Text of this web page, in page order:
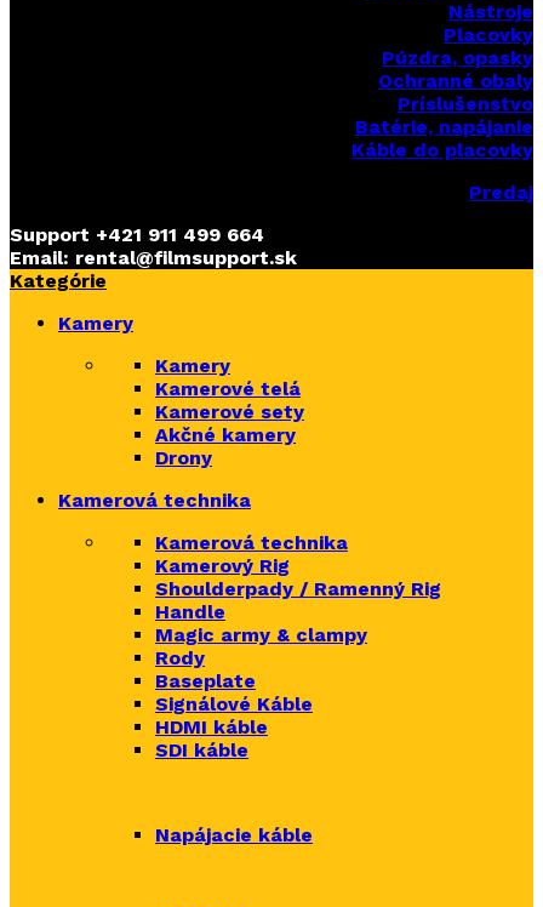
Nástroje
Placovky
Púzdra, opasky
Ochranné obaly
Príslušenstvo
Batérie, napájanie
Káble do placovky
Predaj
Support +421 911 499 664
Email: rental@filmsupport.sk
Kategórie
Kamery
Kamery
Kamerové telá
Kamerové sety
Akčné kamery
Drony
Kamerová technika
Kamerová technika
Kamerový Rig
Shoulderpady / Ramenný Rig
Handle
Magic army & clampy
Rody
Baseplate
Signálové Káble
HDMI káble
SDI káble
Napájacie káble